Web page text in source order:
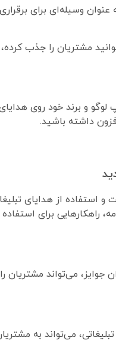
عنوان وسیله‌ای برای
مشتریان را جذب
لوگو و برند خود روی
داشته باشید.
از هدایای
برای
جوایز، می‌تواند
می‌تواند به